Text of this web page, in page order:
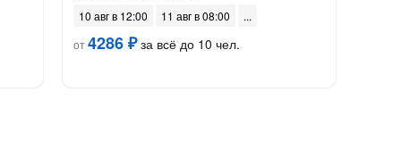
10 авг в 12:00
11 авг в 08:00
от4286 ₽за всё до 10 чел.